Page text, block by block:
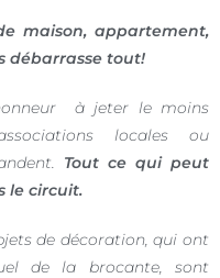
maison, appartement,
débarrasse tout!
à jeter le moins
locales ou
Tout ce qui peut
le circuit.
de décoration, qui ont
de la brocante, sont